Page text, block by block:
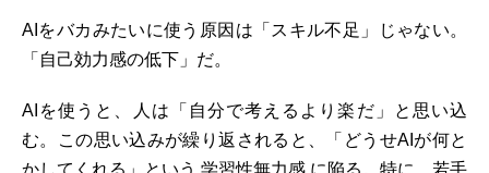
AIをバカみたいに使う原因は「スキル不足」じゃない。
「自己効力感の低下」だ。
AIを使うと、人は「自分で考えるより楽だ」と思い込
む。この思い込みが繰り返されると、「どうせAIが何と